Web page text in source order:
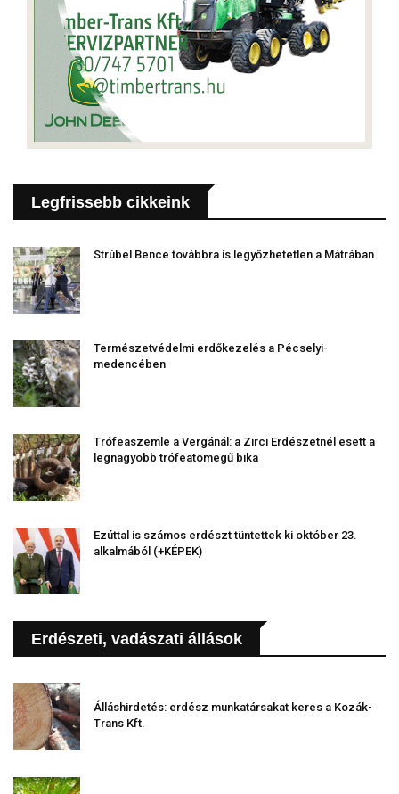
Legfrissebb cikkeink
Strúbel Bence továbbra is legyőzhetetlen a Mátrában
Természetvédelmi erdőkezelés a Pécselyi-
medencében
Trófeaszemle a Vergánál: a Zirci Erdészetnél esett a
legnagyobb trófeatömegű bika
Ezúttal is számos erdészt tüntettek ki október 23.
alkalmából (+KÉPEK)
Erdészeti, vadászati állások
Álláshirdetés: erdész munkatársakat keres a Kozák-
Trans Kft.